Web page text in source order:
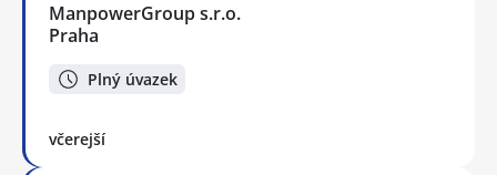
ManpowerGroup s.r.o.
Praha
Plný úvazek
včerejší